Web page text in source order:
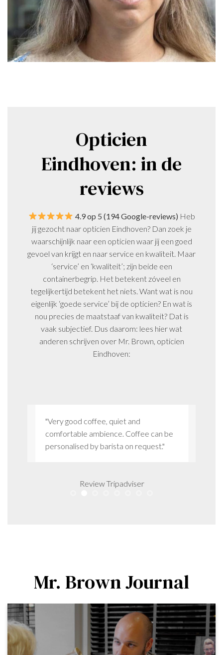
Opticien
Eindhoven: in de
reviews
4.9 op 5 (194 Google-reviews) Heb
jij gezocht naar opticien Eindhoven? Dan zoek je
waarschijnlijk naar een opticien waar jij een goed
gevoel van krijgt en naar service en kwaliteit. Maar
‘service’ en ‘kwaliteit’; zijn beide een
containerbegrip. Het betekent zóveel en
tegelijkertijd betekent het niets. Want wat is nou
eigenlijk ‘goede service’ bij de opticien? En wat is
nou precies de maatstaaf van kwaliteit? Dat is
vaak subjectief. Dus daarom: lees hier wat
anderen schrijven over Mr. Brown, opticien
Eindhoven:
"Very good coffee, quiet and
comfortable ambience. Coffee can be
personalised by barista on request."
Review Tripadviser
Mr. Brown Journal